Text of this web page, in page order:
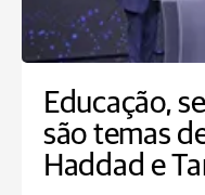
Educação,
são temas
Haddad e